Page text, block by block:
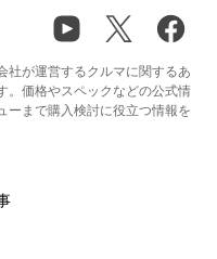
社が運営するクルマに関するあ
。価格やスペックなどの公式情
ーまで購入検討に役立つ情報を